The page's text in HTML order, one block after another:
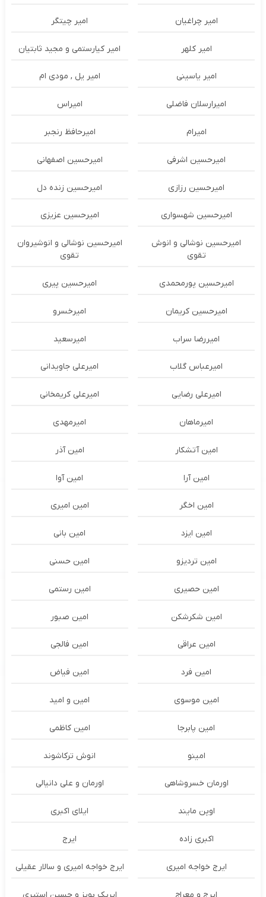
امیر چراغیان امیر چیتگر
امیر کلهر امیر کیارستمی و مجید ثابتیان
امیر یاسینی امیر یل , مودی ام
امیرارسلان فاضلی امیراس
امیرام امیرحافظ رنجبر
امیرحسین اشرفی امیرحسین اصفهانی
امیرحسین رزازی امیرحسین زنده دل
امیرحسین شهسواری امیرحسین عزیزی
امیرحسین نوشالی و انوش
تقوی
امیرحسین نوشالی و انوشیروان
تقوی
امیرحسین پورمحمدی امیرحسین پیری
امیرحسین کریمان امیرخسرو
امیررضا سراب امیرسعید
امیرعباس گلاب امیرعلی جاویدانی
امیرعلی رضایی امیرعلی کریمخانی
امیرماهان امیرمهدی
امین آتشکار امین آذر
امین آرا امین آوا
امین اخگر امین امیری
امین ایزد امین بانی
امین تردیزو امین حسنی
امین حصیری امین رستمی
امین شکرشکن امین صبور
امین عراقی امین فالجی
امین فرد امین فیاض
امین موسوی امین و امید
امین پابرجا امین کاظمی
امینو انوش ترکاشوند
اورمان خسروشاهی اورمان و علی دانیالی
اوپن مایند ايلاى اكبرى
اکبری زاده ایرج
ایرج خواجه امیری ایرج خواجه امیری و سالار عقیلی
ایرج و معراج ایریک بویز و حسین استیری